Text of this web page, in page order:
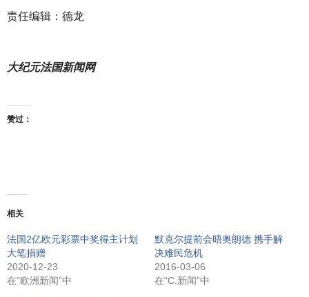
责任编辑：德龙
大纪元法国新闻网
赞过：
相关
法国2亿欧元彩票中奖得主计划
大笔捐赠
2020-12-23
在“欧洲新闻”中
默克尔提前会晤奥朗德 携手解
决难民危机
2016-03-06
在“C.新闻”中